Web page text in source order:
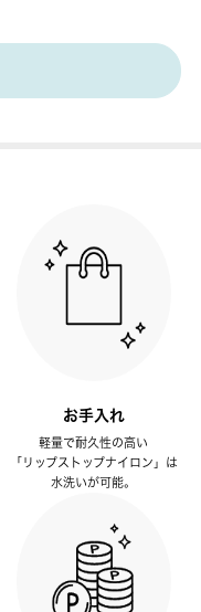
お手入れ
軽量で耐久性の高い
「リップストップナイロン」は
水洗いが可能。